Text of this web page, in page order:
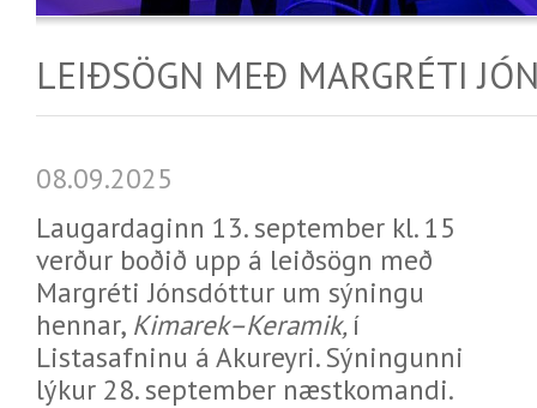
LEIÐSÖGN MEÐ MARGRÉTI
08.09.2025
Laugardaginn 13. september kl. 15
verður boðið upp á leiðsögn með
Margréti Jónsdóttur um sýningu
hennar, Kimarek–Keramik, í
Listasafninu á Akureyri. Sýningunni
lýkur 28. september næstkomandi.